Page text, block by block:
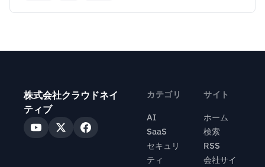
株式会社クラウドネイ
ティブ
カテゴリ
AI
SaaS
セキュリ
ティ
サイト
ホーム
検索
RSS
会社サイ